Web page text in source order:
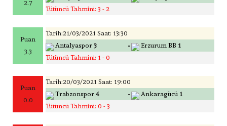
2.7
Tütüncü Tahmini: 3 - 2
Puan
3.3
Tarih:21/03/2021 Saat: 13:30
Antalyaspor 3 - Erzurum BB 1
Tütüncü Tahmini: 1 - 0
Puan
0.0
Tarih:20/03/2021 Saat: 19:00
Trabzonspor 4 - Ankaragücü 1
Tütüncü Tahmini: 0 - 3